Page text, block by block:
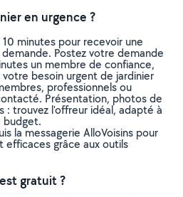
en urgence ?
minutes pour recevoir une
Postez votre demande
un membre de confiance,
besoin urgent de jardinier
professionnels ou
Présentation, photos de
: trouvez l'offreur idéal, adapté à
la messagerie AlloVoisins pour
efficaces grâce aux outils
gratuit ?